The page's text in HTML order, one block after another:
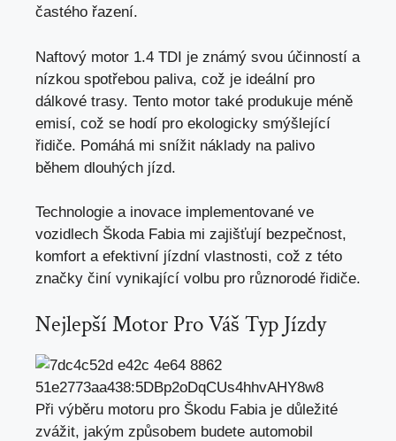
častého řazení.
Naftový motor 1.4 TDI je známý svou účinností a
nízkou spotřebou paliva, což je ideální pro
dálkové trasy. Tento motor také produkuje méně
emisí, což se hodí pro ekologicky smýšlející
řidiče. Pomáhá mi snížit náklady na palivo
během dlouhých jízd.
Technologie a inovace implementované ve
vozidlech Škoda Fabia mi zajišťují bezpečnost,
komfort a efektivní jízdní vlastnosti, což z této
značky činí vynikající volbu pro různorodé řidiče.
Nejlepší Motor Pro Váš Typ Jízdy
Při výběru motoru pro Škodu Fabia je důležité
zvážit, jakým způsobem budete automobil